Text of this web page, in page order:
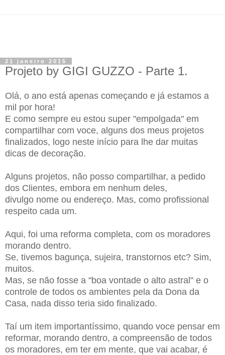
21 janeiro 2015
Projeto by GIGI GUZZO - Parte 1.
Olá, o ano está apenas começando e já estamos a
mil por hora!
E como sempre eu estou super "empolgada" em
compartilhar com voce, alguns dos meus projetos
finalizados, logo neste início para lhe dar muitas
dicas de decoração.
Alguns projetos, não posso compartilhar, a pedido
dos Clientes, embora em nenhum deles,
divulgo nome ou endereço. Mas, como profissional
respeito cada um.
Aqui, foi uma reforma completa, com os moradores
morando dentro.
Se, tivemos bagunça, sujeira, transtornos etc? Sim,
muitos.
Mas, se não fosse a "boa vontade o alto astral" e o
controle de todos os ambientes pela da Dona da
Casa, nada disso teria sido finalizado.
Taí um item importantíssimo, quando voce pensar em
reformar, morando dentro, a compreensão de todos
os moradores, em ter em mente, que vai acabar, é